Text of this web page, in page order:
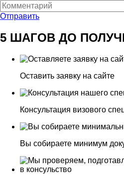
Отправить
5 ШАГОВ ДО
Оставить заявку на сайте
Консультация визового
Вы собираете минимум